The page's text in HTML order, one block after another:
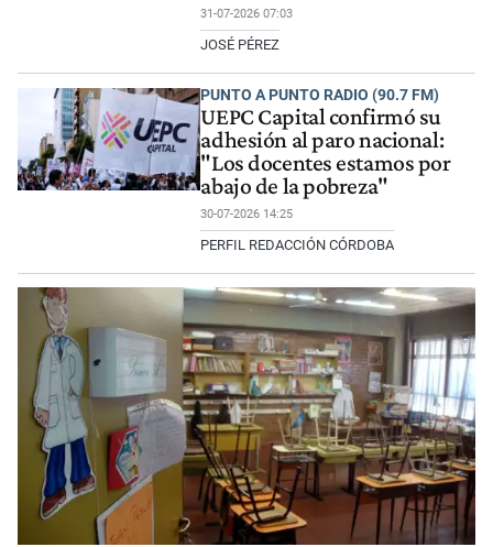
31-07-2026 07:03
JOSÉ PÉREZ
PUNTO A PUNTO RADIO (90.7 FM)
UEPC Capital confirmó su
adhesión al paro nacional:
"Los docentes estamos por
abajo de la pobreza"
30-07-2026 14:25
PERFIL REDACCIÓN CÓRDOBA